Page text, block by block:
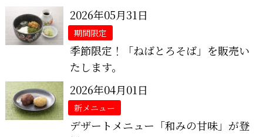
2026年05月31日
期間限定
季節限定！「ねばとろそば」を販売い
たします。
2026年04月01日
新メニュー
デザートメニュー「和みの甘味」が登